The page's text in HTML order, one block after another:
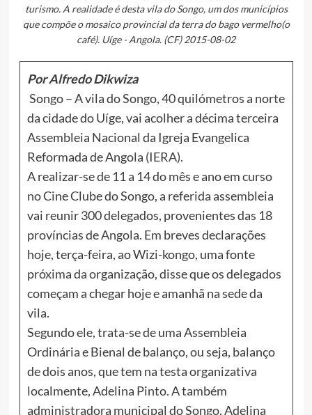
turismo. A realidade é desta vila do Songo, um dos municípios
que compõe o mosaico provincial da terra do bago vermelho(o
café). Uíge - Angola. (CF) 2015-08-02
Por Alfredo Dikwiza
Songo – A vila do Songo, 40 quilómetros a norte
da cidade do Uíge, vai acolher a décima terceira
Assembleia Nacional da Igreja Evangelica
Reformada de Angola (IERA).
A realizar-se de 11 a 14 do mês e ano em curso
no Cine Clube do Songo, a referida assembleia
vai reunir 300 delegados, provenientes das 18
províncias de Angola. Em breves declarações
hoje, terça-feira, ao Wizi-kongo, uma fonte
próxima da organização, disse que os delegados
começam a chegar hoje e amanhã na sede da
vila.
Segundo ele, trata-se de uma Assembleia
Ordinária e Bienal de balanço, ou seja, balanço
de dois anos, que tem na testa organizativa
localmente, Adelina Pinto. A também
administradora municipal do Songo, Adelina